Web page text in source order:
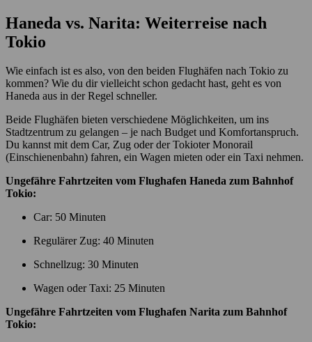
Haneda vs. Narita: Weiterreise nach
Tokio
Wie einfach ist es also, von den beiden Flughäfen nach Tokio zu
kommen? Wie du dir vielleicht schon gedacht hast, geht es von
Haneda aus in der Regel schneller.
Beide Flughäfen bieten verschiedene Möglichkeiten, um ins
Stadtzentrum zu gelangen – je nach Budget und Komfortanspruch.
Du kannst mit dem Car, Zug oder der Tokioter Monorail
(Einschienenbahn) fahren, ein Wagen mieten oder ein Taxi nehmen.
Ungefähre Fahrtzeiten vom Flughafen Haneda zum Bahnhof
Tokio:
Car: 50 Minuten
Regulärer Zug: 40 Minuten
Schnellzug: 30 Minuten
Wagen oder Taxi: 25 Minuten
Ungefähre Fahrtzeiten vom Flughafen Narita zum Bahnhof
Tokio: